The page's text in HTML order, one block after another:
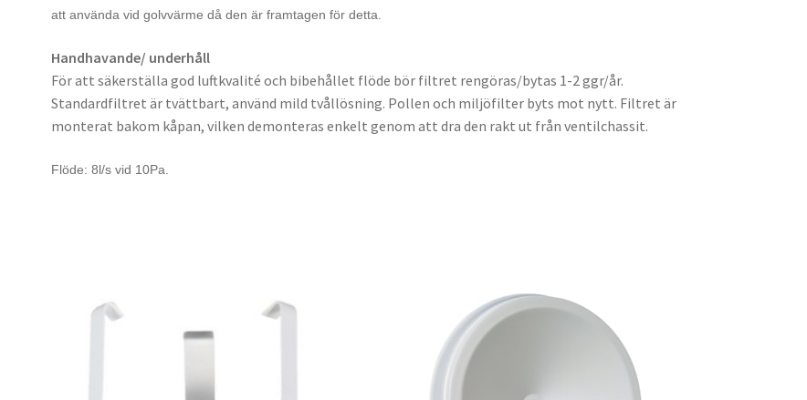
att använda vid golvvärme då den är framtagen för detta.
Handhavande/ underhåll
För att säkerställa god luftkvalité och bibehållet flöde bör filtret rengöras/bytas 1-2 ggr/år.
Standardfiltret är tvättbart, använd mild tvållösning. Pollen och miljöfilter byts mot nytt. Filtret är
monterat bakom kåpan, vilken demonteras enkelt genom att dra den rakt ut från ventilchassit.
Flöde: 8l/s vid 10Pa.